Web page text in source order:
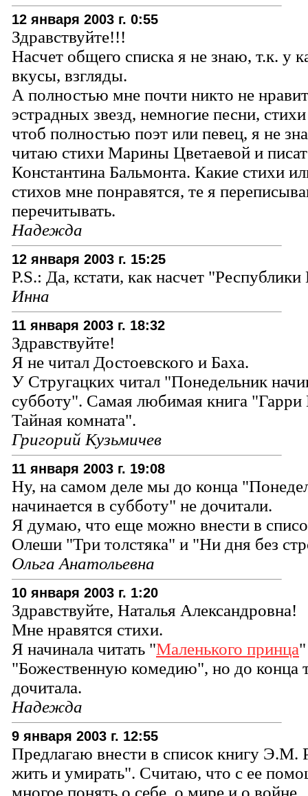
12 января 2003 г. 0:55
Здравствуйте!!!
Насчет общего списка я не знаю, т.к. у
вкусы, взгляды.
А полностью мне почти никто не
эстрадных звезд, немногие песни,
чтоб полностью поэт или певец, я не
читаю стихи Марины Цветаевой и
Константина Бальмонта. Какие стихи
стихов мне понравятся, те я
перечитывать.
Надежда
12 января 2003 г. 15:25
P.S.: Да, кстати, как насчет
Инна
11 января 2003 г. 18:32
Здравствуйте!
Я не читал Достоевского и Баха.
У Стругацких читал "Понедельник
субботу". Самая любимая книга "Гарри
Тайная комната".
Григорий Кузьмичев
11 января 2003 г. 19:08
Ну, на самом деле мы до конца
начинается в субботу" не дочитали.
Я думаю, что еще можно внести в
Олеши "Три толстяка" и "Ни дня без
Ольга Анатольевна
10 января 2003 г. 1:20
Здравствуйте, Наталья Александровна!
Мне нравятся стихи.
Я начинала читать "Маленького принца
"Божественную комедию", но до конца
дочитала.
Надежда
9 января 2003 г. 12:55
Предлагаю внести в список книгу Э.М.
жить и умирать". Считаю, что с ее
многое понять о себе, о мире и о войне.